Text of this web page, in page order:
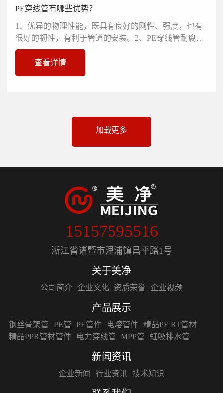
PE穿线管有哪些优势？
1、优异的物理性能，既具有良好的刚性、强度，也有
很好的韧性，有利于管道的安装。2、PE穿线管耐腐
蚀，使用寿命长。在沿海地区，...
查看详情
加载更多
15157595516
浙江省诸暨市浬浦镇昌平路1号
关于美净
公司简介 企业文化 资质荣誉 企业视频
产品展示
钢丝骨架管 PE管 PE管件 电熔管件 精品PE RT管材
精品PPR管材管件
电力穿线管 MPP管 虹吸排水管
新闻资讯
企业新闻 行业资讯 技术知识